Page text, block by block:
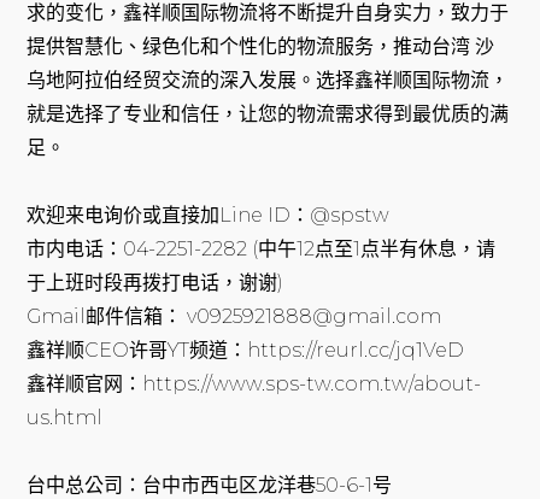
求的变化，鑫祥顺国际物流将不断提升自身实力，致力于
提供智慧化、绿色化和个性化的物流服务，推动台湾 沙
乌地阿拉伯经贸交流的深入发展。选择鑫祥顺国际物流，
就是选择了专业和信任，让您的物流需求得到最优质的满
足。
欢迎来电询价或直接加Line ID：@spstw
市内电话：04-2251-2282 (中午12点至1点半有休息，请
于上班时段再拨打电话，谢谢)
Gmail邮件信箱： v0925921888@gmail.com
鑫祥顺CEO许哥YT频道：https://reurl.cc/jq1VeD
鑫祥顺官网：https://www.sps-tw.com.tw/about-
us.html
台中总公司：台中市西屯区龙洋巷50-6-1号